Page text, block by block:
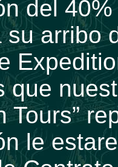
del
su arribo
que
Tours”
le